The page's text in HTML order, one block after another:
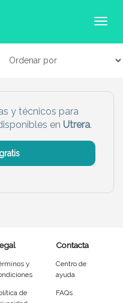
en Utrera
Chica
Manitas
Asistente
y técnicos para
en Utrera.
y
de
Contacta
Centro de
ayuda
FAQs